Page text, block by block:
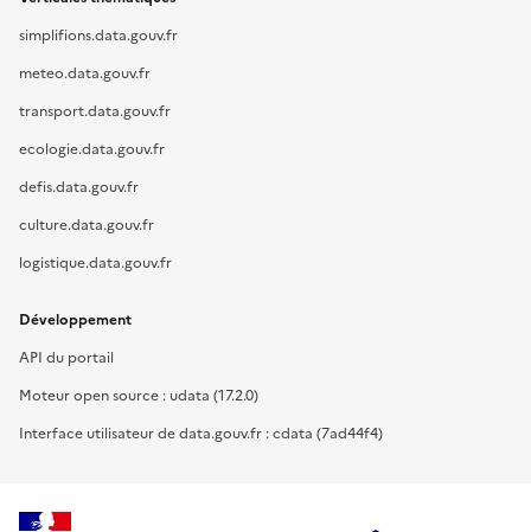
simplifions.data.gouv.fr
meteo.data.gouv.fr
transport.data.gouv.fr
ecologie.data.gouv.fr
defis.data.gouv.fr
culture.data.gouv.fr
logistique.data.gouv.fr
Développement
API du portail
Moteur open source : udata (17.2.0)
Interface utilisateur de data.gouv.fr : cdata (7ad44f4)